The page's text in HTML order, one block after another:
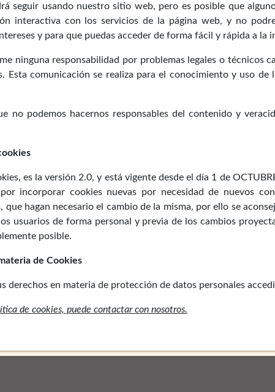
seguir usando nuestro sitio web, pero es posible que
interactiva con los servicios de la página web, y no
y para que puedas acceder de forma fácil y rápida a la
ninguna responsabilidad por problemas legales o técnicos
Esta comunicación se realiza para el conocimiento y uso
no podemos hacernos responsables del contenido y
es la versión 2.0, y está vigente desde el día 1 de
incorporar cookies nuevas por necesidad de nuevos
que hagan necesario el cambio de la misma, por ello se
usuarios de forma personal y previa de los cambios
posible.
de Cookies
derechos en materia de protección de datos personales
de cookies, puede contactar con nosotros.